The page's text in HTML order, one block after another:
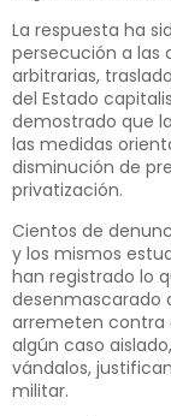
La respuesta ha
persecución a las
arbitrarias,
del Estado
demostrado que
las medidas
disminución de
privatización.
Cientos de
y los mismos
han registrado lo
desenmascarado
arremeten contra
algún caso
vándalos,
militar.